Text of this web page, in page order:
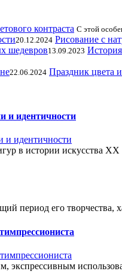
контраста С этой
20.12.2024 Рисование с
13.09.2023
22.06.2024 Праздник цвета
и идентичности
в истории искусства XX
период его творчества,
экспрессивным